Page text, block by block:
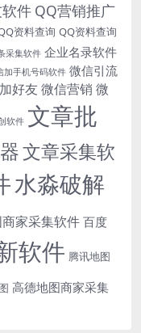
件 QQ营销推广
资料查询 QQ资料查询
采集软件 企业名录软件
加手机号码软件 微信引流
好友 微信营销 微
软件 文章批
文章采集软
水淼破解
家采集软件 百度
软件 腾讯地图
高德地图商家采集